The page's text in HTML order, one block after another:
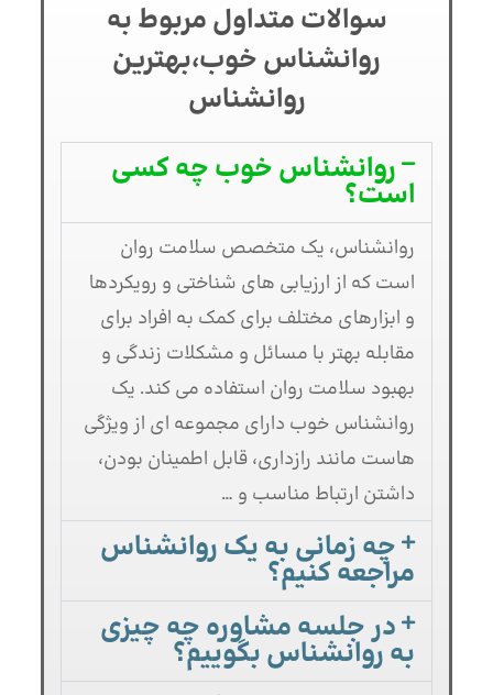
سوالات متداول مربوط به
روانشناس خوب،بهترین
روانشناس
روانشناس خوب چه کسی
است؟
روانشناس، یک متخصص سلامت روان
است که از ارزیابی های شناختی و رویکردها
و ابزارهای مختلف برای کمک به افراد برای
مقابله بهتر با مسائل و مشکلات زندگی و
بهبود سلامت روان استفاده می کند. یک
روانشناس خوب دارای مجموعه ای از ویژگی
هاست مانند رازداری، قابل اطمینان بودن،
داشتن ارتباط مناسب و …
چه زمانی به یک روانشناس
مراجعه کنیم؟
در جلسه مشاوره چه چیزی
به روانشناس بگوییم؟